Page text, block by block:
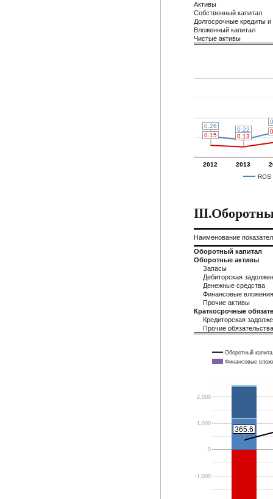
Активы
Собственный капитал
Долгосрочные кредиты
Вложенный капитал
Чистые активы
ROS
2012 2013
0.26
0.26 0.22
0.22
0.15
0.15 0.13
0.13
Наименование
Оборотный капитал
Оборотные активы
Запасы
Дебиторская
Денежные средства
Финансовые вложения
Прочие активы
Краткосрочные
Кредиторская
Прочие обязательства
Оборотный
Финансовые
-1,000
0
1,000
2,000
365.6
365.6